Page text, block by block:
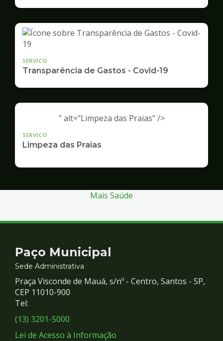
Infraestrutura
Serviços
Públicos
SERVICO
Transparência de Gastos - Covid-19
" alt="Limpeza das Praias" />
SERVICO
Limpeza das Praias
Mais Saúde
Contato
e
Redes
Sociais
Paço Municipal
Sede Administrativa
Praça Visconde de Mauá, s/nº - Centro, Santos - SP,
CEP 11010-900
Tel:
(13) 3201-5000
Lei de Acesso à Informação